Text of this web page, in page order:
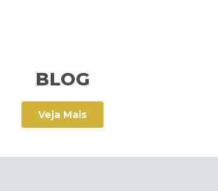
BLOG
Veja Mais